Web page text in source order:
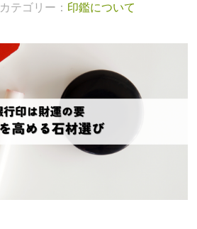
カテゴリー： 印鑑について